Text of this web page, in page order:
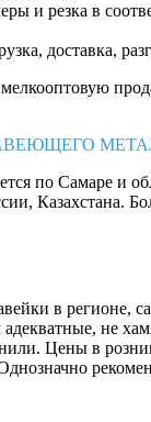
и резка в
доставка,
по Самаре и
Казахстана.
в регионе,
не
Цены в